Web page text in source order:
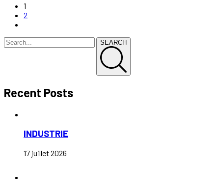
1
2
SEARCH
Recent Posts
INDUSTRIE
17 juillet 2026